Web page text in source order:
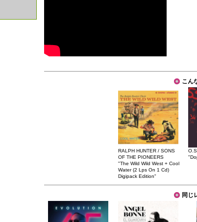
こん
RALPH HUNTER / SONS
OF THE PIONEERS
"The Wild Wild West + Cool
Water (2 Lps On 1 Cd)
Digipack Edition"
同じ